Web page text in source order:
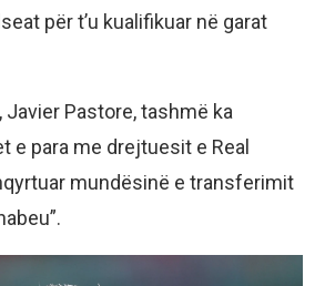
për t’u kualifikuar në garat
Pastore, tashmë ka
e para me drejtuesit e Real
mundësinë e transferimit